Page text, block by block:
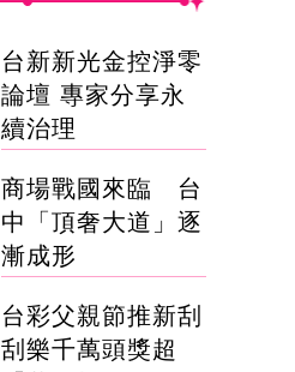
台新新光金控淨零
論壇 專家分享永
續治理
商場戰國來臨 台
中「頂奢大道」逐
漸成形
台彩父親節推新刮
刮樂千萬頭獎超